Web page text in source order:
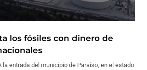
los fósiles con dinero de
la entrada del municipio de Paraíso, en el estado